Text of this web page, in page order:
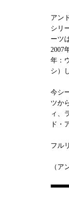
アン
シリ
ーツ
2007
年：
シ）
今シ
ツか
ィ、
ド・
フル
（ア